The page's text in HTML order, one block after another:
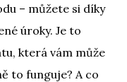
– můžete si díky
úroky. Je to
která vám může
to funguje? A co